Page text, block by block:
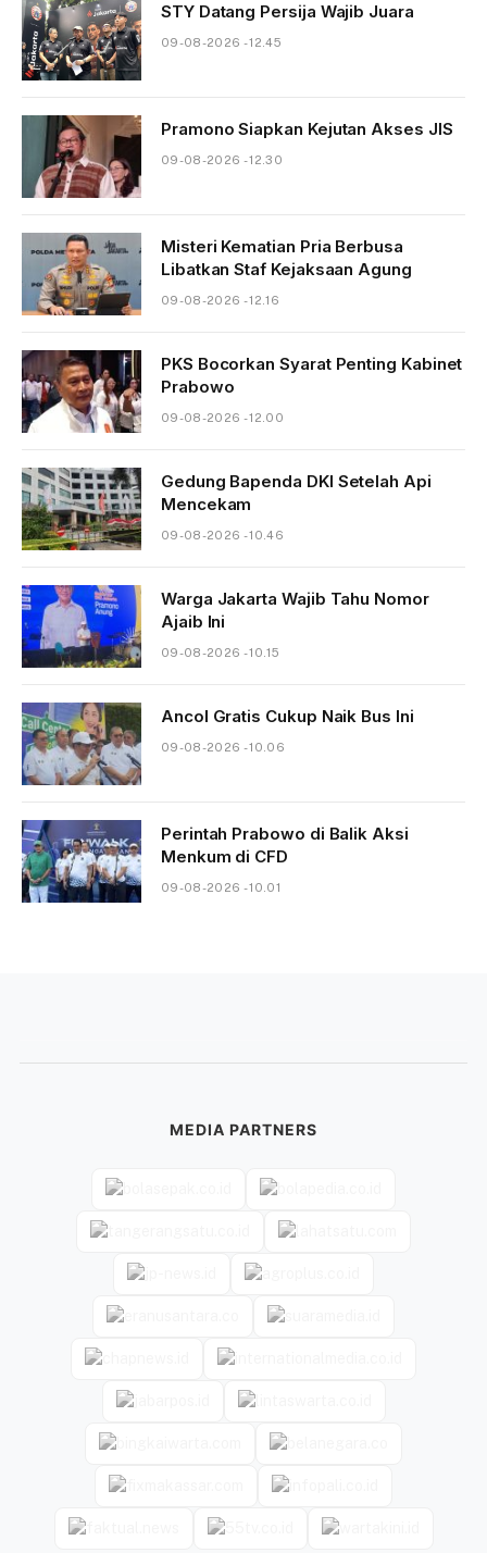
STY Datang Persija Wajib Juara
09-08-2026 - 12.45
Pramono Siapkan Kejutan Akses JIS
09-08-2026 - 12.30
Misteri Kematian Pria Berbusa
Libatkan Staf Kejaksaan Agung
09-08-2026 - 12.16
PKS Bocorkan Syarat Penting Kabinet
Prabowo
09-08-2026 - 12.00
Gedung Bapenda DKI Setelah Api
Mencekam
09-08-2026 - 10.46
Warga Jakarta Wajib Tahu Nomor
Ajaib Ini
09-08-2026 - 10.15
Ancol Gratis Cukup Naik Bus Ini
09-08-2026 - 10.06
Perintah Prabowo di Balik Aksi
Menkum di CFD
09-08-2026 - 10.01
MEDIA PARTNERS